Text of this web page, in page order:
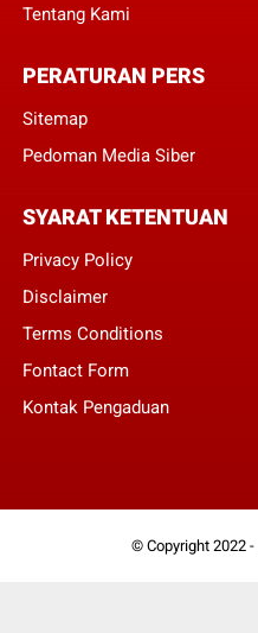
Tentang Kami
PERATURAN PERS
Sitemap
Pedoman Media Siber
SYARAT KETENTUAN
Privacy Policy
Disclaimer
Terms Conditions
Fontact Form
Kontak Pengaduan
© Copyright 2022 -